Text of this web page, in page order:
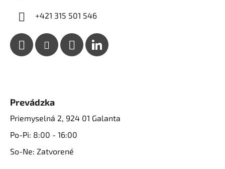
+421 315 501 546
Prevádzka
Priemyselná 2, 924 01 Galanta
Po-Pi: 8:00 - 16:00
So-Ne: Zatvorené